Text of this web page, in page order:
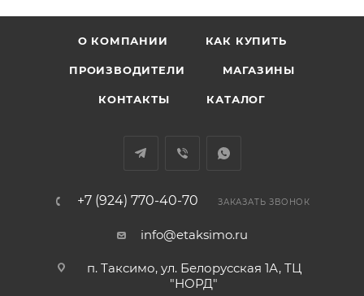
О КОМПАНИИ КАК КУПИТЬ
ПРОИЗВОДИТЕЛИ МАГАЗИНЫ
КОНТАКТЫ КАТАЛОГ
+7 (924) 770-40-70 ЗАКАЗАТЬ ЗВОНОК
info@etaksimo.ru
п. Таксимо, ул. Белорусская 1А, ТЦ
"НОРД"